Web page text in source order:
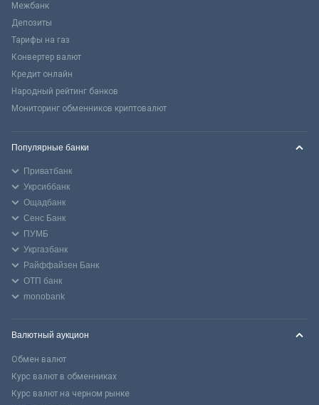
Межбанк
Депозиты
Тарифы на газ
Конвертер валют
Кредит онлайн
Народный рейтинг банков
Мониторинг обменников криптовалют
Популярные банки
Приватбанк
Укрсиббанк
Ощадбанк
Сенс Банк
ПУМБ
Укргазбанк
Райффайзен Банк
ОТП банк
monobank
Валютный аукцион
Обмен валют
Курс валют в обменниках
Курс валют на черном рынке